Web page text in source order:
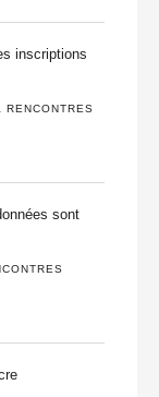
inscriptions
RENCONTRES
sont